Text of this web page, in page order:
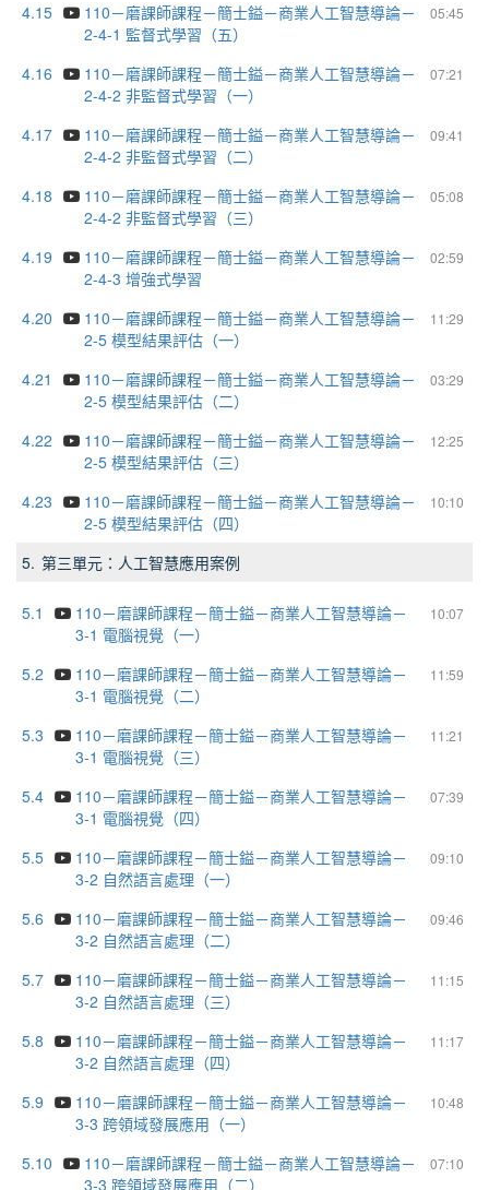
4.15
05:45
110－磨課師課程－簡士鎰－商業人工智慧導論－
2-4-1 監督式學習（五）
4.16
07:21
110－磨課師課程－簡士鎰－商業人工智慧導論－
2-4-2 非監督式學習（一）
4.17
09:41
110－磨課師課程－簡士鎰－商業人工智慧導論－
2-4-2 非監督式學習（二）
4.18
05:08
110－磨課師課程－簡士鎰－商業人工智慧導論－
2-4-2 非監督式學習（三）
4.19
02:59
110－磨課師課程－簡士鎰－商業人工智慧導論－
2-4-3 增強式學習
4.20
11:29
110－磨課師課程－簡士鎰－商業人工智慧導論－
2-5 模型結果評估（一）
4.21
03:29
110－磨課師課程－簡士鎰－商業人工智慧導論－
2-5 模型結果評估（二）
4.22
12:25
110－磨課師課程－簡士鎰－商業人工智慧導論－
2-5 模型結果評估（三）
4.23
10:10
110－磨課師課程－簡士鎰－商業人工智慧導論－
2-5 模型結果評估（四）
5. 第三單元：人工智慧應用案例
5.1 10:07
110－磨課師課程－簡士鎰－商業人工智慧導論－
3-1 電腦視覺（一）
5.2
11:59
110－磨課師課程－簡士鎰－商業人工智慧導論－
3-1 電腦視覺（二）
5.3
11:21
110－磨課師課程－簡士鎰－商業人工智慧導論－
3-1 電腦視覺（三）
5.4
07:39
110－磨課師課程－簡士鎰－商業人工智慧導論－
3-1 電腦視覺（四）
5.5
09:10
110－磨課師課程－簡士鎰－商業人工智慧導論－
3-2 自然語言處理（一）
5.6
09:46
110－磨課師課程－簡士鎰－商業人工智慧導論－
3-2 自然語言處理（二）
5.7
11:15
110－磨課師課程－簡士鎰－商業人工智慧導論－
3-2 自然語言處理（三）
5.8
11:17
110－磨課師課程－簡士鎰－商業人工智慧導論－
3-2 自然語言處理（四）
5.9
10:48
110－磨課師課程－簡士鎰－商業人工智慧導論－
3-3 跨領域發展應用（一）
5.10
07:10
110－磨課師課程－簡士鎰－商業人工智慧導論－
3-3 跨領域發展應用（二）